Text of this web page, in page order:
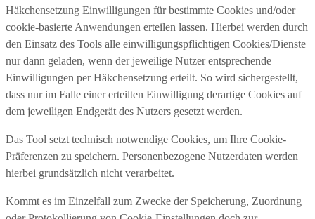
Häkchensetzung Einwilligungen für bestimmte Cookies und/oder
cookie-basierte Anwendungen erteilen lassen. Hierbei werden durch
den Einsatz des Tools alle einwilligungspflichtigen Cookies/Dienste
nur dann geladen, wenn der jeweilige Nutzer entsprechende
Einwilligungen per Häkchensetzung erteilt. So wird sichergestellt,
dass nur im Falle einer erteilten Einwilligung derartige Cookies auf
dem jeweiligen Endgerät des Nutzers gesetzt werden.
Das Tool setzt technisch notwendige Cookies, um Ihre Cookie-
Präferenzen zu speichern. Personenbezogene Nutzerdaten werden
hierbei grundsätzlich nicht verarbeitet.
Kommt es im Einzelfall zum Zwecke der Speicherung, Zuordnung